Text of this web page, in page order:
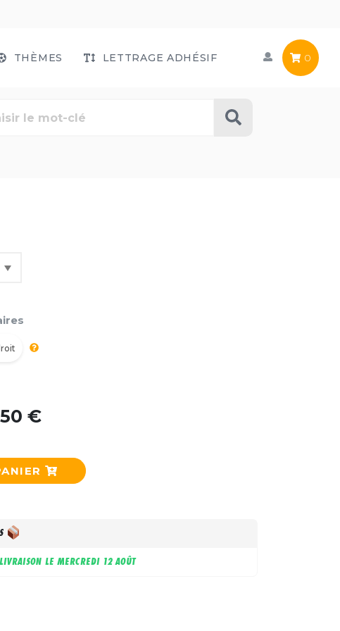
THÈMES LETTRAGE ADHÉSIF 0
€
LIVRAISON LE MERCREDI 12 AOÛT